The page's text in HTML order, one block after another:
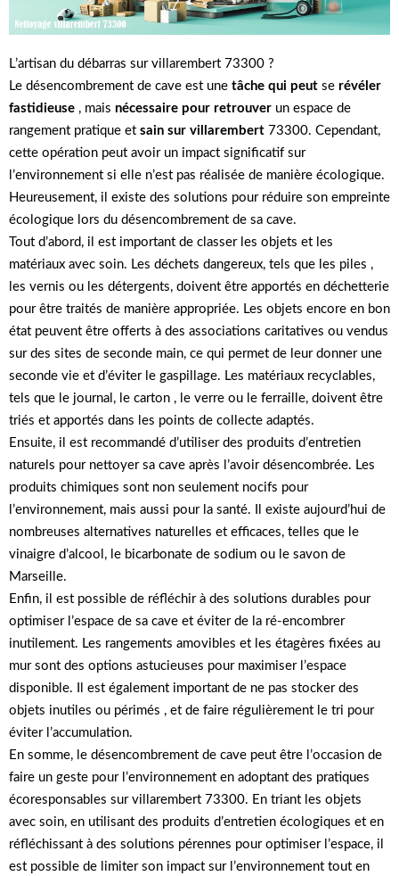
L’artisan du débarras sur villarembert 73300 ?
Le désencombrement de cave est une tâche qui peut se révéler
fastidieuse , mais nécessaire pour retrouver un espace de
rangement pratique et sain sur villarembert 73300. Cependant,
cette opération peut avoir un impact significatif sur
l’environnement si elle n’est pas réalisée de manière écologique.
Heureusement, il existe des solutions pour réduire son empreinte
écologique lors du désencombrement de sa cave.
Tout d’abord, il est important de classer les objets et les
matériaux avec soin. Les déchets dangereux, tels que les piles ,
les vernis ou les détergents, doivent être apportés en déchetterie
pour être traités de manière appropriée. Les objets encore en bon
état peuvent être offerts à des associations caritatives ou vendus
sur des sites de seconde main, ce qui permet de leur donner une
seconde vie et d’éviter le gaspillage. Les matériaux recyclables,
tels que le journal, le carton , le verre ou le ferraille, doivent être
triés et apportés dans les points de collecte adaptés.
Ensuite, il est recommandé d’utiliser des produits d’entretien
naturels pour nettoyer sa cave après l’avoir désencombrée. Les
produits chimiques sont non seulement nocifs pour
l’environnement, mais aussi pour la santé. Il existe aujourd’hui de
nombreuses alternatives naturelles et efficaces, telles que le
vinaigre d’alcool, le bicarbonate de sodium ou le savon de
Marseille.
Enfin, il est possible de réfléchir à des solutions durables pour
optimiser l’espace de sa cave et éviter de la ré-encombrer
inutilement. Les rangements amovibles et les étagères fixées au
mur sont des options astucieuses pour maximiser l’espace
disponible. Il est également important de ne pas stocker des
objets inutiles ou périmés , et de faire régulièrement le tri pour
éviter l’accumulation.
En somme, le désencombrement de cave peut être l’occasion de
faire un geste pour l’environnement en adoptant des pratiques
écoresponsables sur villarembert 73300. En triant les objets
avec soin, en utilisant des produits d’entretien écologiques et en
réfléchissant à des solutions pérennes pour optimiser l’espace, il
est possible de limiter son impact sur l’environnement tout en